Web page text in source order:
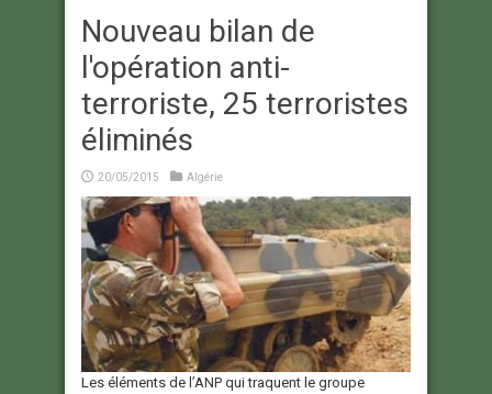
Nouveau bilan de
l'opération anti-
terroriste, 25 terroristes
éliminés
20/05/2015 Algérie
Les éléments de l’ANP qui traquent le groupe